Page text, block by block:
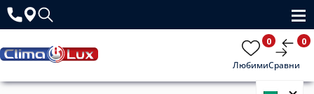
Любими
0
Сравни
0